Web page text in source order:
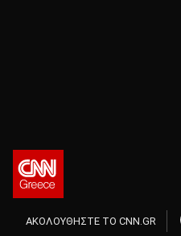
ΑΚΟΛΟΥΘΗΣΤΕ ΤΟ CNN.GR